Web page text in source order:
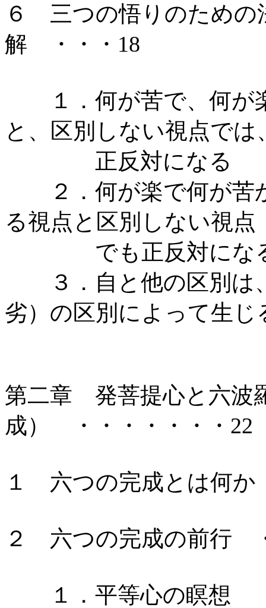
６ 三つの悟りのための
解 ・・・18
１．何が苦で、何が
と、区別しない視点では
正反対になる
２．何が楽で何が苦
る視点と区別しない視点
でも正反対にな
３．自と他の区別は
劣）の区別によって生じ
第二章 発菩提心と六波
成） ・・・・・・・22
１ 六つの完成とは何
２ 六つの完成の前行
１．平等心の瞑想